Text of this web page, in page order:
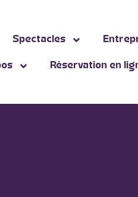
Spectacles
Réservation en